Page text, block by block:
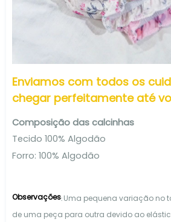
Enviamos com todos os
chegar perfeitamente até
Composição das calcinhas
Tecido 100% Algodão
Forro: 100% Algodão
Observações: Uma pequena variação no
de uma peça para outra devido ao